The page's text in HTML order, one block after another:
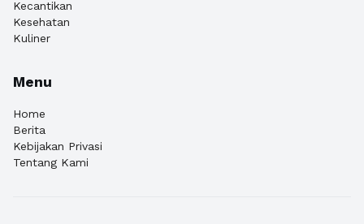
Kecantikan
Kesehatan
Kuliner
Menu
Home
Berita
Kebijakan Privasi
Tentang Kami